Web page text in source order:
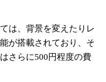
は、背景を変えたりレ
が搭載されており、そ
さらに500円程度の費